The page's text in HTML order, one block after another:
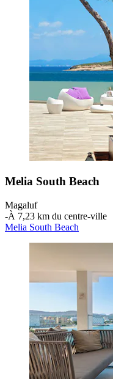
Melia South Beach
Magaluf
‐À 7,23 km du centre-ville
Melia South Beach